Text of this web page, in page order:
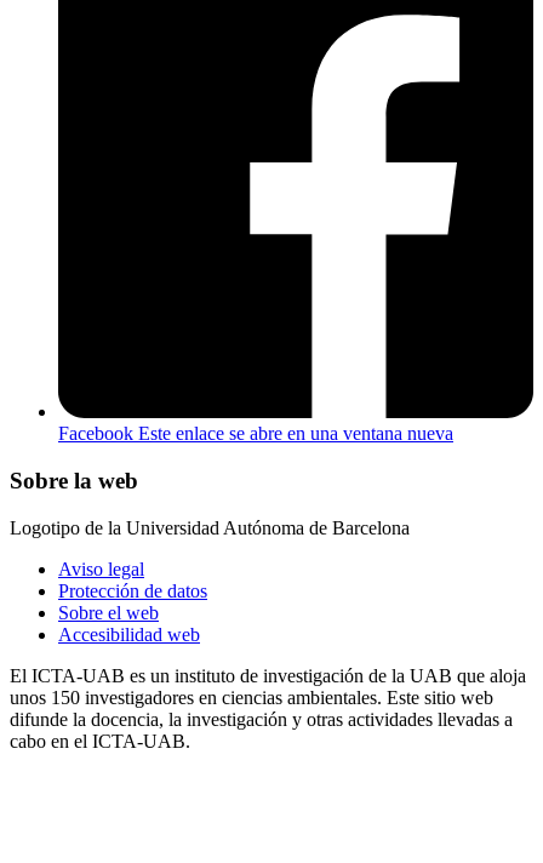
Facebook Este enlace se abre en una ventana nueva
Sobre la web
Logotipo de la Universidad Autónoma de Barcelona
Aviso legal
Protección de datos
Sobre el web
Accesibilidad web
El ICTA-UAB es un instituto de investigación de la UAB que aloja
unos 150 investigadores en ciencias ambientales. Este sitio web
difunde la docencia, la investigación y otras actividades llevadas a
cabo en el ICTA-UAB.